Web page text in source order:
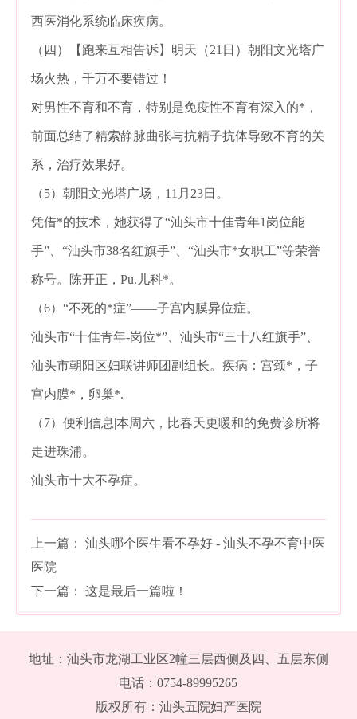
西医消化系统临床疾病。
（四）【跑来互相告诉】明天（21日）朝阳文光塔广
场火热，千万不要错过！
对男性不育和不育，特别是免疫性不育有深入的*，
前面总结了精索静脉曲张与抗精子抗体导致不育的关
系，治疗效果好。
（5）朝阳文光塔广场，11月23日。
凭借*的技术，她获得了“汕头市十佳青年1岗位能
手”、“汕头市38名红旗手”、“汕头市*女职工”等荣誉
称号。陈开正，Pu.儿科*。
（6）“不死的*症”——子宫内膜异位症。
汕头市“十佳青年-岗位*”、汕头市“三十八红旗手”、
汕头市朝阳区妇联讲师团副组长。疾病：宫颈*，子
宫内膜*，卵巢*.
（7）便利信息|本周六，比春天更暖和的免费诊所将
走进珠浦。
汕头市十大不孕症。
上一篇： 汕头哪个医生看不孕好 - 汕头不孕不育中医
医院
下一篇： 这是最后一篇啦！
地址：汕头市龙湖工业区2幢三层西侧及四、五层东侧
电话：0754-89995265
版权所有：汕头五院妇产医院